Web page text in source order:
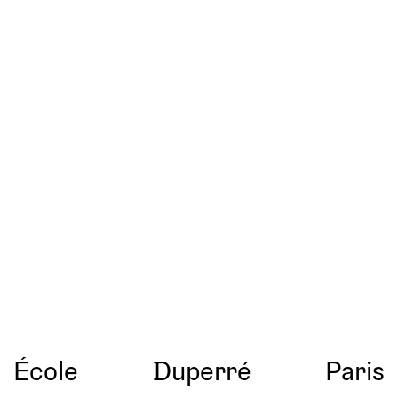
École Duperré Paris